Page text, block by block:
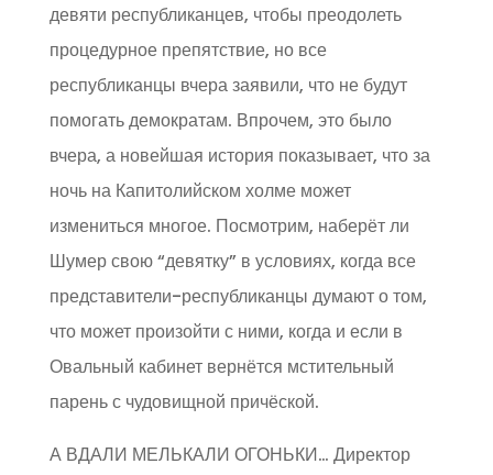
девяти республиканцев, чтобы преодолеть
процедурное препятствие, но все
республиканцы вчера заявили, что не будут
помогать демократам. Впрочем, это было
вчера, а новейшая история показывает, что за
ночь на Капитолийском холме может
измениться многое. Посмотрим, наберёт ли
Шумер свою “девятку” в условиях, когда все
представители-республиканцы думают о том,
что может произойти с ними, когда и если в
Овальный кабинет вернётся мстительный
парень с чудовищной причёской.
А ВДАЛИ МЕЛЬКАЛИ ОГОНЬКИ… Директор